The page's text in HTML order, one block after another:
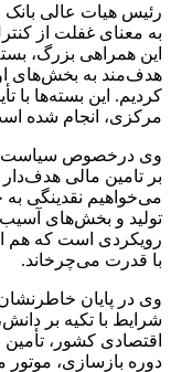
رئیس هیات عالی بانک
به معنای غفلت از
این همراهی بزرگ،
هدف‌مند به بخش‌های
کردیم. این بسته‌ها با
مرکزی، انجام شده
وی درخصوص سیاست
بر تامین مالی هدف‌دار
می‌خواهیم نقدینگی
تولید و بخش‌های
رویکردی است که هم
با قدرت می‌چرخاند.
وی در پایان
شرایط با تکیه بر
اقتصادی کشور،
دوره بازسازی، موتور